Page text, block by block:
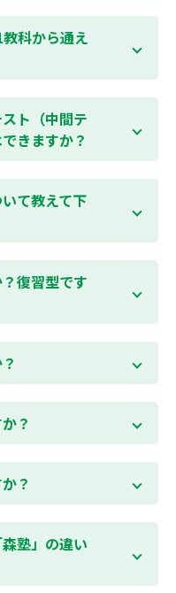
小学生・中学生・高校
校のテストの点数アッ
おります。その他、小
を身につけるDOJOな
科から通え
ただけます。自分から
最初は1から2教科での
まずはお気軽にご相談
ト（中間テ
きますか？
度やテスト範囲にあわ
期テスト対策に繋がり
自分の予定にあわせ
きます。 受講中の科目
なかなか手が回らない
策できると好評です。
て教えて下
る研修制度を受け、知
一人ひとりの能力、個
す。先生とお子様の相
合わなければ先生変更
復習型です
塾の授業は学校で習っ
」ではなく、塾で習っ
績が上がり、テストの
う！まずは無料授業体
の授業の予習や宿題、
？
」入塾をご検討いただ
けられるまでに入塾
「返金制度」をご用意
？
や曜日を自由に選択す
部活やすでにお通いの
ことができます。
塾」の違い